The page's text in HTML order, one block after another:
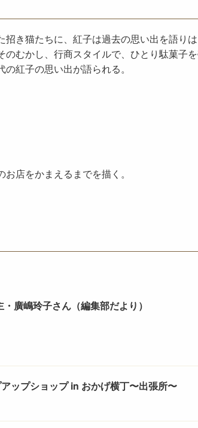
き猫たちに、紅子は過去の思い出を語り
むかし、行商スタイルで、ひとり駄菓子を
紅子の思い出が語られる。
店をかまえるまでを描く。
廣嶋玲子さん（編集部だより）
ップショップ in おかげ横丁〜出張所〜